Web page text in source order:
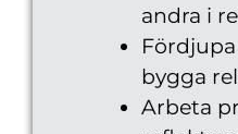
andra i
bygga
Arbeta